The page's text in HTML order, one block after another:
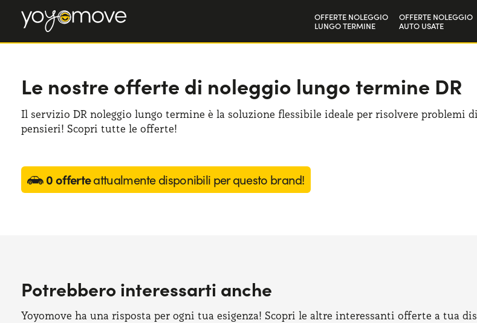
OFFERTE NOLEGGIO
LUNGO TERMINE
OFFERTE NOLEGGIO
AUTO USATE
Le nostre offerte di noleggio lungo termine DR
Il servizio DR noleggio lungo termine è la soluzione flessibile ideale per risolvere problemi
pensieri! Scopri tutte le offerte!
0 offerteattualmente disponibili per questo brand!
Potrebbero interessarti anche
Yoyomove ha una risposta per ogni tua esigenza! Scopri le altre interessanti offerte a tua